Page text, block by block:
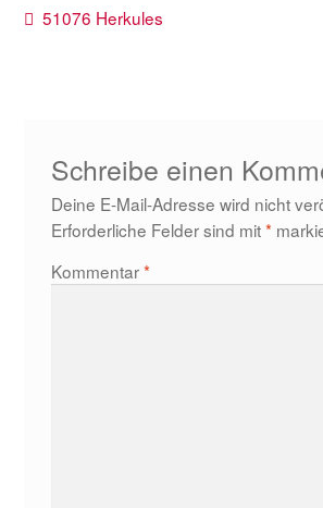
Beitragsnavigation
Vorheriger
51076 Herkules
Schreibe einen
Deine E-Mail-Adresse wird nicht
Erforderliche Felder sind mit*
Kommentar*